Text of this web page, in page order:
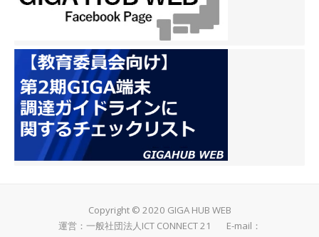
Copyright © 2020 GIGA HUB WEB
運営：一般社団法人ICT CONNECT 21 E-mail：